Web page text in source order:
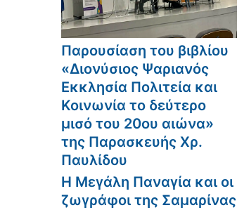
Παρουσίαση του βιβλίου
«Διονύσιος Ψαριανός
Εκκλησία Πολιτεία και
Κοινωνία το δεύτερο
μισό του 20ου αιώνα»
της Παρασκευής Χρ.
Παυλίδου
Η Μεγάλη Παναγία και οι
ζωγράφοι της Σαμαρίνας